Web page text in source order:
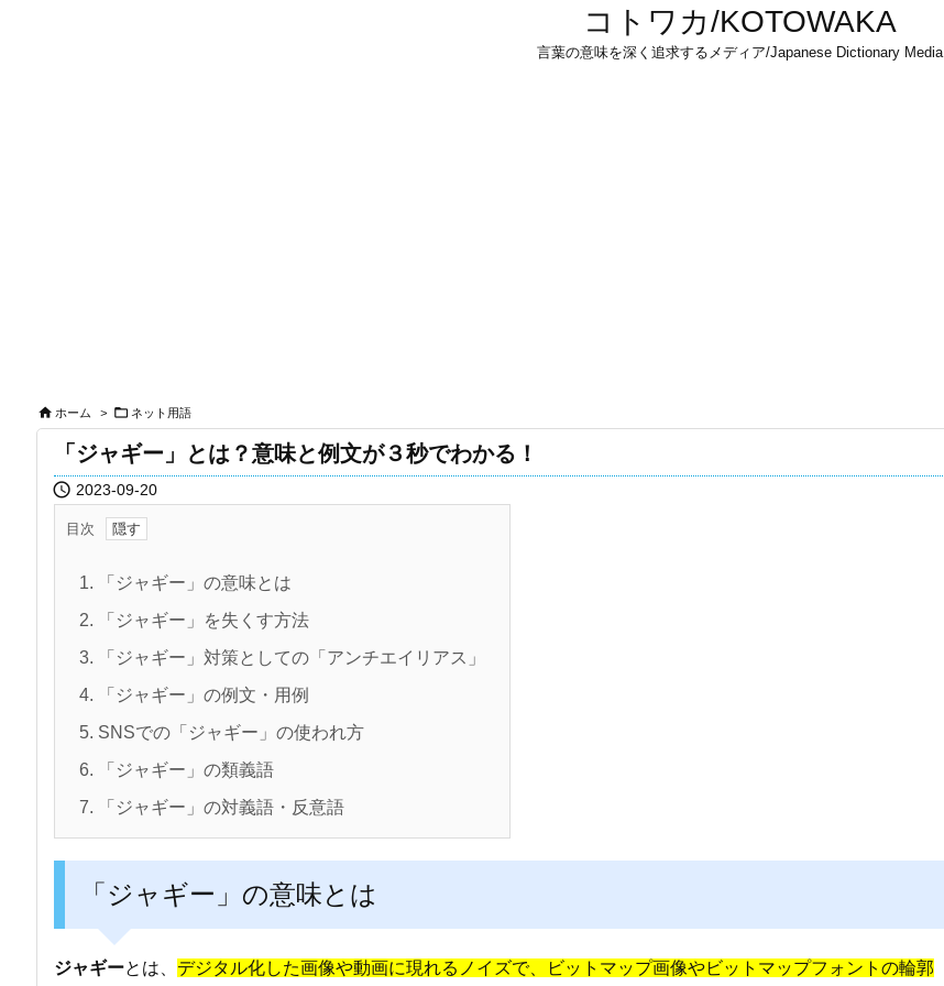
コトワカ/KOTOWAKA
言葉の意味を深く追求するメディア/Japanese Dictionary Media
 ホーム >  ネット用語
「ジャギー」とは？意味と例文が３秒でわかる！
 2023-09-20
目次
1. 「ジャギー」の意味とは
2. 「ジャギー」を失くす方法
3. 「ジャギー」対策としての「アンチエイリアス」
4. 「ジャギー」の例文・用例
5. SNSでの「ジャギー」の使われ方
6. 「ジャギー」の類義語
7. 「ジャギー」の対義語・反意語
「ジャギー」の意味とは
ジャギーとは、 デジタル化した画像や動画に現れるノイズで、ビットマップ画像やビットマップフォントの輪郭